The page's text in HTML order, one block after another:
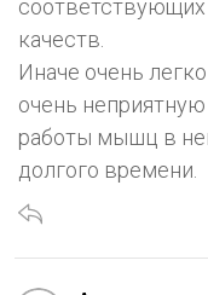
качеств.
Иначе очень
очень
работы мышц в
долгого времени.